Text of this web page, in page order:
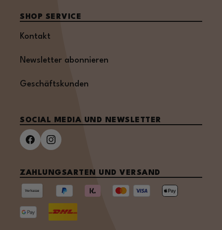
SHOP SERVICE
Kontakt
Newsletter abonnieren
Geschäftskunden
SOCIAL MEDIA UND NEWSLETTER
ZAHLUNGSARTEN UND VERSAND